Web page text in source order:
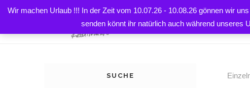
Wir machen Urlaub !!! In der Zeit vom 10.07.26 - 10.08.26 gönnen wir
senden könnt ihr natürlich auch während unseres
HOME
SUCHE